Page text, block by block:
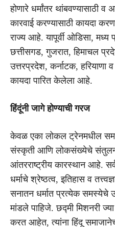
होणारे धर्मांतर थांबवण्यासाठी व
कारवाई करण्यासाठी कायदा
राज्य आहे. यापूर्वी ओडिसा,
छत्तीसगड, गुजरात, हिमाचल
उत्तरप्रदेश, कर्नाटक, हरियाणा
कायदा पारित केलेला आहे.
हिंदूंनी जागे होण्याची गरज
केवळ एका लोकल ट्रेनमधील
संस्कृती आणि लोकसंख्येचे संतुलन
आंतरराष्ट्रीय कारस्थान आहे.
धर्माचे श्रेष्ठत्व, इतिहास व
सनातन धर्मात प्रत्येक समस्येचे
मांडले पाहिजे. छद्मी मिशनरी
करत आहेत, त्यांना हिंदू